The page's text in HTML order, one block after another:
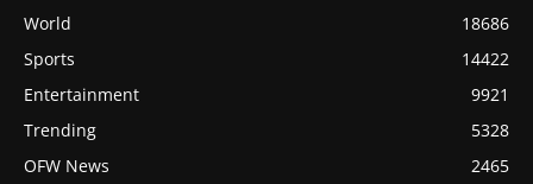
World
18686
Sports
14422
Entertainment
9921
Trending
5328
OFW News
2465